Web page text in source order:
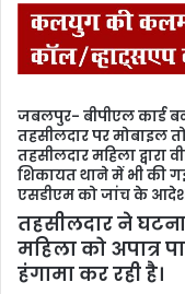
n
d
a
e
m
a
i
l
जबलपुर- बीपीएल कार्ड
तहसीलदार पर मोबाइल
तहसीलदार महिला
शिकायत थाने में भी की
एसडीएम को जांच के आदेश
तहसीलदार ने
महिला को अपात्र
हंगामा कर रही है।